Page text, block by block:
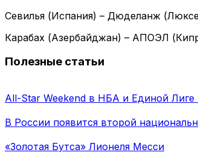
Севилья (Испания) – Дюделанж
Карабах (Азербайджан) – АПОЭЛ
Полезные статьи
All-Star Weekend в НБА и Единой Лиге
В России появится второй
«Золотая Бутса» Лионеля Месси